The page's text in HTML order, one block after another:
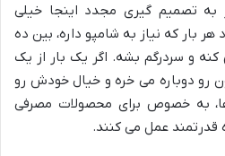
تصمیم گیری مجدد اینجا خیلی
بار که نیاز به شامپو داره، بین ده
و سردرگم بشه. اگر یک بار از یک
رو دوباره می خره و خیال خودش رو
به خصوص برای محصولات مصرفی
قدرتمند عمل می کنند.